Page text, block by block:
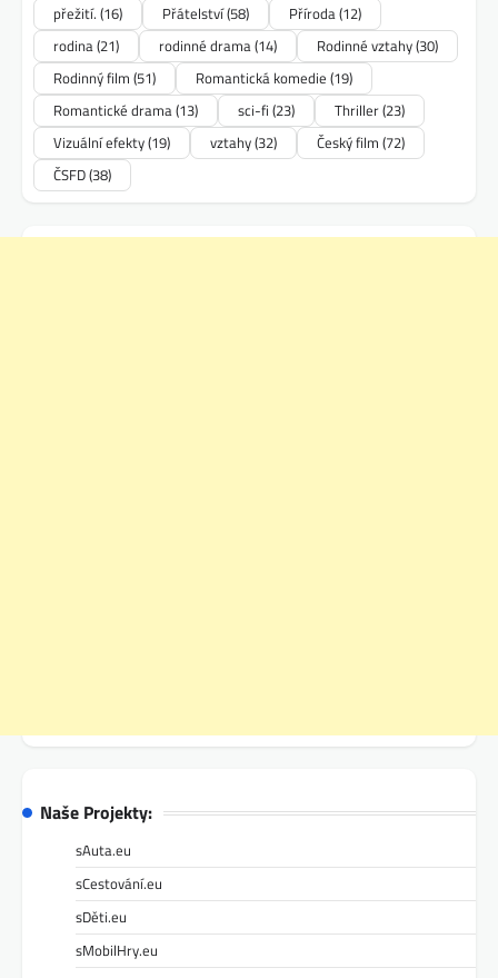
přežití. (16) Přátelství(58) Příroda(12)
rodina(21) rodinné drama(14) Rodinné vztahy(30)
Rodinný film (51) Romantická komedie (19)
Romantické drama(13) sci-fi (23) Thriller(23)
Vizuální efekty(19) vztahy(32) Český film (72)
ČSFD(38)
Naše Projekty:
sAuta.eu
sCestování.eu
sDěti.eu
sMobilHry.eu